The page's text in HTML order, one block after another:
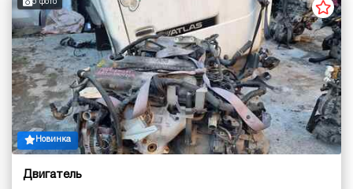
5 фото
Новинка
Двигатель